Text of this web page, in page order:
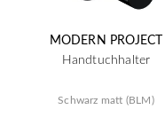
MODERN PROJECT
Handtuchhalter
Schwarz matt (BLM)